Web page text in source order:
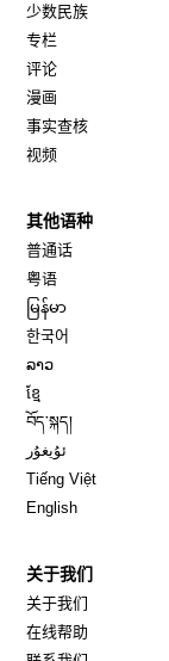
少数民族
专栏
评论
漫画
事实查核
视频
其他语种
普通话
粤语
မြန်မာ
한국어
ລາວ
ខ្មែ
བོད་སྐད།
ئۇيغۇر
Tiếng Việt
English
关于我们
关于我们
在线帮助